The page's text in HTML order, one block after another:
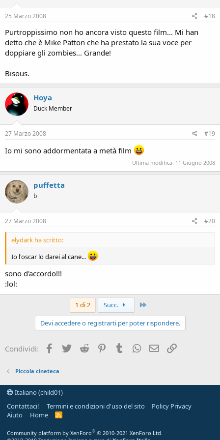
25 Marzo 2008 #18
Purtroppissimo non ho ancora visto questo film... Mi han
detto che è Mike Patton che ha prestato la sua voce per
doppiare gli zombies... Grande!
Bisous.
Hoya
Duck Member
27 Marzo 2008 #19
Io mi sono addormentata a metà film
Ultima modifica: 11 Giugno 2008
puffetta
b
27 Marzo 2008 #20
elydark ha scritto:
Io l'oscar lo darei al cane...
sono d'accordo!!!
:lol:
1 di 2 Succ.
Devi accedere o registrarti per poter rispondere.
Condividi: Facebook
Twitter Reddit PinterestTumblrWhatsApp
e-mail
Piccola cineteca
Italiano (child01)
Contattaci!
Termini e condizioni d'uso del sito
Policy Privacy
Aiuto
Home
R
Community platform by XenForo® © 2010-2021 XenForo Ltd.